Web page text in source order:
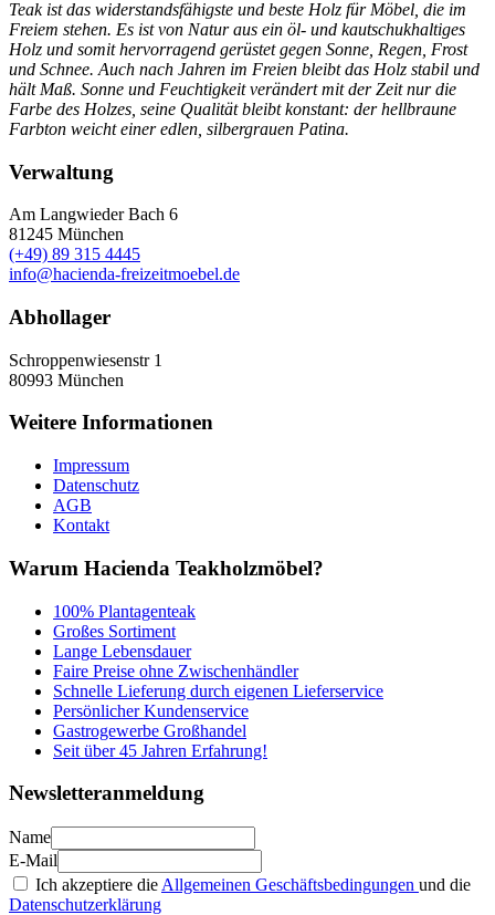
Teak ist das widerstandsfähigste und beste Holz für Möbel, die im
Freiem stehen. Es ist von Natur aus ein öl- und kautschukhaltiges
Holz und somit hervorragend gerüstet gegen Sonne, Regen, Frost
und Schnee. Auch nach Jahren im Freien bleibt das Holz stabil und
hält Maß. Sonne und Feuchtigkeit verändert mit der Zeit nur die
Farbe des Holzes, seine Qualität bleibt konstant: der hellbraune
Farbton weicht einer edlen, silbergrauen Patina.
Verwaltung
Am Langwieder Bach 6
81245 München
(+49) 89 315 4445
info@hacienda-freizeitmoebel.de
Abhollager
Schroppenwiesenstr 1
80993 München
Weitere Informationen
Impressum
Datenschutz
AGB
Kontakt
Warum Hacienda Teakholzmöbel?
100% Plantagenteak
Großes Sortiment
Lange Lebensdauer
Faire Preise ohne Zwischenhändler
Schnelle Lieferung durch eigenen Lieferservice
Persönlicher Kundenservice
Gastrogewerbe Großhandel
Seit über 45 Jahren Erfahrung!
Newsletteranmeldung
Name
E-Mail
Ich akzeptiere die Allgemeinen Geschäftsbedingungen und die
Datenschutzerklärung